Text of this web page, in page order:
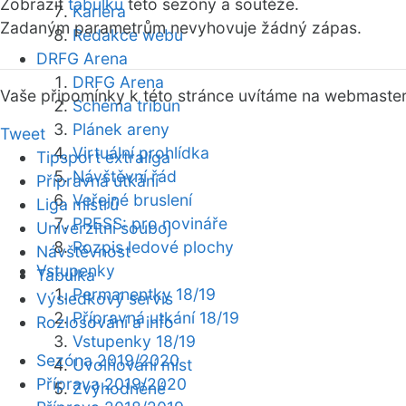
Kariéra
Redakce webu
DRFG Arena
DRFG Arena
Schéma tribun
Plánek areny
Virtuální prohlídka
Návštěvní řád
Veřejné bruslení
PRESS: pro novináře
Rozpis ledové plochy
Vstupenky
Permanentky 18/19
Přípravná utkání 18/19
Vstupenky 18/19
Uvolňování míst
Zvýhodněné
Zobrazit tabulku této sezóny a soutěže.
Zadaným parametrům nevyhovuje žádný zápas.
Vaše připomínky k této stránce uvítáme na webmaster
Tweet
Tipsport extraliga
Přípravná utkání
Liga mistrů
Univerzitní souboj
Návštěvnost
Tabulka
Výsledkový servis
Rozlosování a info
Sezóna 2019/2020
Příprava 2019/2020